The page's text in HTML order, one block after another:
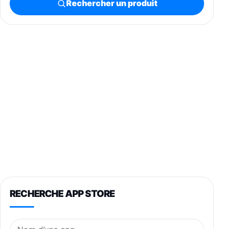
Rechercher un produit
RECHERCHE APP STORE
Nom de l’application